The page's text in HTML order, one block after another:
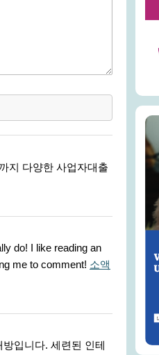
지 다양한 사업자대출
do! I like reading an
me to comment! 소액
입니다. 세련된 인테